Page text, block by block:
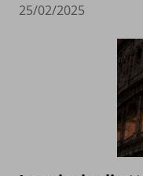
25/02/2025